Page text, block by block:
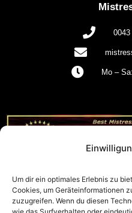
Um dir ein optimales Erlebnis zu
Cookies, um Geräteinformationen
zuzugreifen. Wenn du diesen
0043
Mo –